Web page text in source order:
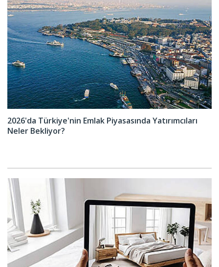
2026'da Türkiye'nin Emlak Piyasasında Yatırımcıları
Neler Bekliyor?